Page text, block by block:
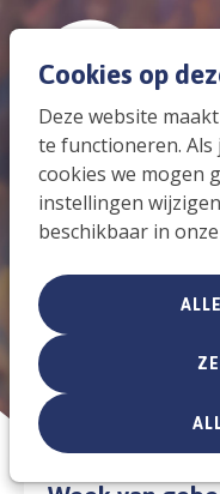
Cookies op
Deze website
te functioneren. Als
cookies we mogen
instellingen
beschikbaar in onze
19 t/m 26 januari
Ja, ik geloof!